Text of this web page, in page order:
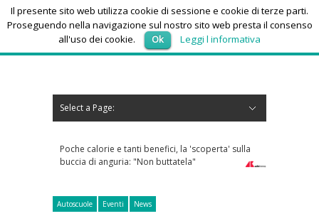
domenica 9, Agosto 2026
Select a Page:
Poche calorie e tanti benefici, la 'scoperta' sulla
buccia di anguria: "Non buttatela"
Caldo africano,
domani 19 città
Autoscuole Eventi News
Il presente sito web utilizza cookie di sessione e cookie di terze parti.
Proseguendo nella navigazione sul nostro sito web presta il consenso
all'uso dei cookie.
Ok Leggi l informativa